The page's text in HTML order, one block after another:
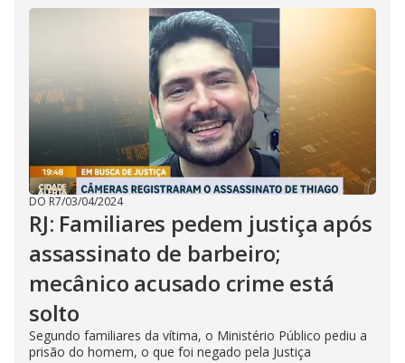
DO R7/03/04/2024
RJ: Familiares pedem justiça após
assassinato de barbeiro;
mecânico acusado crime está
solto
Segundo familiares da vítima, o Ministério Público pediu a
prisão do homem, o que foi negado pela Justiça